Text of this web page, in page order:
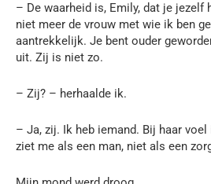
– De waarheid is, Emily, dat je jezelf
niet meer de vrouw met wie ik ben
aantrekkelijk. Je bent ouder
uit. Zij is niet zo.
– Zij? – herhaalde ik.
– Ja, zij. Ik heb iemand. Bij haar
ziet me als een man, niet als een